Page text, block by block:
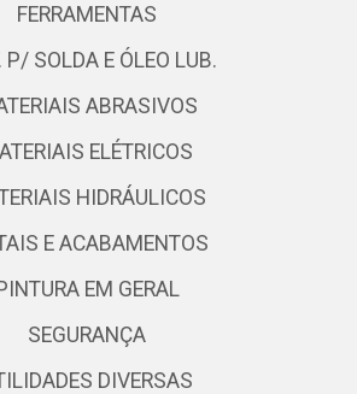
FERRAMENTAS
P/ SOLDA E ÓLEO LUB.
ABRASIVOS
ELÉTRICOS
HIDRÁULICOS
E ACABAMENTOS
EM GERAL
SEGURANÇA
DIVERSAS